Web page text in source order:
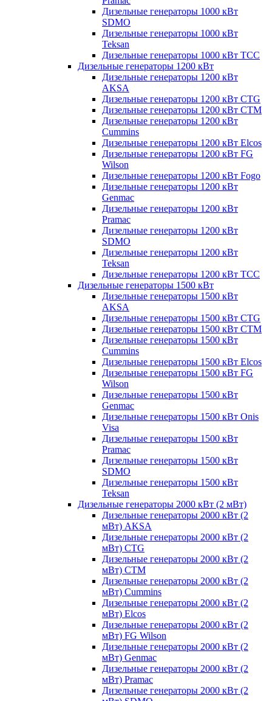
Дизельные генераторы 1000 кВт
SDMO
Дизельные генераторы 1000 кВт
Teksan
Дизельные генераторы 1000 кВт ТСС
Дизельные генераторы 1200 кВт
Дизельные генераторы 1200 кВт
AKSA
Дизельные генераторы 1200 кВт CTG
Дизельные генераторы 1200 кВт CTM
Дизельные генераторы 1200 кВт
Cummins
Дизельные генераторы 1200 кВт Elcos
Дизельные генераторы 1200 кВт FG
Wilson
Дизельные генераторы 1200 кВт Fogo
Дизельные генераторы 1200 кВт
Genmac
Дизельные генераторы 1200 кВт
Pramac
Дизельные генераторы 1200 кВт
SDMO
Дизельные генераторы 1200 кВт
Teksan
Дизельные генераторы 1200 кВт ТСС
Дизельные генераторы 1500 кВт
Дизельные генераторы 1500 кВт
AKSA
Дизельные генераторы 1500 кВт CTG
Дизельные генераторы 1500 кВт CTM
Дизельные генераторы 1500 кВт
Cummins
Дизельные генераторы 1500 кВт Elcos
Дизельные генераторы 1500 кВт FG
Wilson
Дизельные генераторы 1500 кВт
Genmac
Дизельные генераторы 1500 кВт Onis
Visa
Дизельные генераторы 1500 кВт
Pramac
Дизельные генераторы 1500 кВт
SDMO
Дизельные генераторы 1500 кВт
Teksan
Дизельные генераторы 2000 кВт (2 мВт)
Дизельные генераторы 2000 кВт (2
мВт) AKSA
Дизельные генераторы 2000 кВт (2
мВт) CTG
Дизельные генераторы 2000 кВт (2
мВт) CTM
Дизельные генераторы 2000 кВт (2
мВт) Cummins
Дизельные генераторы 2000 кВт (2
мВт) Elcos
Дизельные генераторы 2000 кВт (2
мВт) FG Wilson
Дизельные генераторы 2000 кВт (2
мВт) Genmac
Дизельные генераторы 2000 кВт (2
мВт) Pramac
Дизельные генераторы 2000 кВт (2